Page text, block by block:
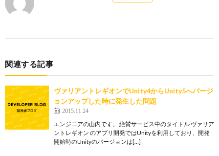
関連する記事
ヴァリアントレギオンでUnity4からUnity5へバージ
ョンアップした時に発生した問題
2015.11.24
エンジニアの山内です。 絶賛サービス中のタイトル ヴァリア
ントレギオン のアプリ開発ではUnityを利用しており、開発
開始時のUnityのバージョンは[…]